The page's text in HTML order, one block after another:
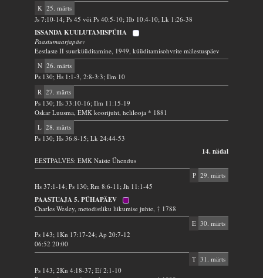
K 25. märts
Js 7:10-14; Ps 45 või Ps 40:5-10; Hb 10:4-10; Lk 1:26-38
ISSANDA KUULUTAMISPÜHA
Paastumaarjapäev
Eestlaste II suurküüditamine, 1949, küüditamisohvrite mälestuspäev
N 26. märts
Ps 130; Hs 1:1-3, 2:8-3:3; Ilm 10
R 27. märts
Ps 130; Hs 33:10-16; Ilm 11:15-19
Oskar Luusma, EMK koorijuht, helilooja * 1881
L 28. märts
Ps 130; Hs 36:8-15; Lk 24:44-53
14. nädal
EESTPALVES: EMK Naiste Ühendus
P 29. märts
Hs 37:1-14; Ps 130; Rm 8:6-11; Jh 11:1-45
PAASTUAJA 5. PÜHAPÄEV
Charles Wesley, metodistliku liikumise juhte, † 1788
E 30. märts
Ps 143; 1Kn 17:17-24; Ap 20:7-12
06:52 20:00
T 31. märts
Ps 143; 2Kn 4:18-37; Ef 2:1-10